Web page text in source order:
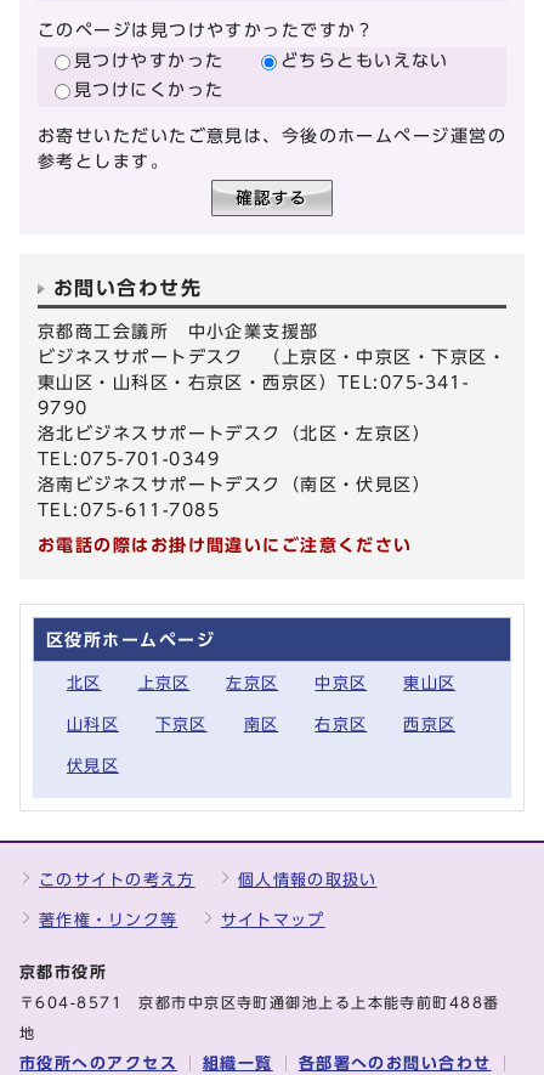
このページは見つけやすかったですか？
見つけやすかった
どちらともいえない
見つけにくかった
お寄せいただいたご意見は、今後のホームページ運営の
参考とします。
お問い合わせ先
京都商工会議所 中小企業支援部
ビジネスサポートデスク （上京区・中京区・下京区・
東山区・山科区・右京区・西京区）TEL:075-341-
9790
洛北ビジネスサポートデスク（北区・左京区）
TEL:075-701-0349
洛南ビジネスサポートデスク（南区・伏見区）
TEL:075-611-7085
お電話の際はお掛け間違いにご注意ください
区役所ホームページ
北区 上京区 左京区 中京区 東山区
山科区 下京区 南区 右京区 西京区
伏見区
このサイトの考え方 個人情報の取扱い
著作権・リンク等 サイトマップ
京都市役所
〒604-8571 京都市中京区寺町通御池上る上本能寺前町488番
地
市役所へのアクセス 組織一覧 各部署へのお問い合わせ